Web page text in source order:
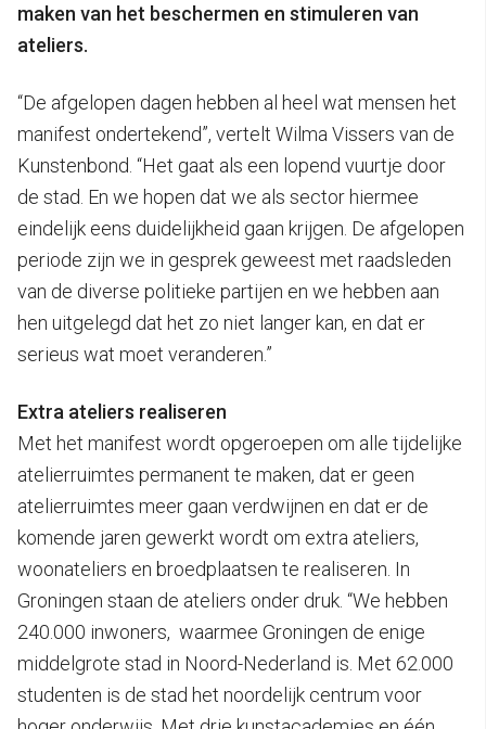
maken van het beschermen en stimuleren van
ateliers.
“De afgelopen dagen hebben al heel wat mensen het
manifest ondertekend”, vertelt Wilma Vissers van de
Kunstenbond. “Het gaat als een lopend vuurtje door
de stad. En we hopen dat we als sector hiermee
eindelijk eens duidelijkheid gaan krijgen. De afgelopen
periode zijn we in gesprek geweest met raadsleden
van de diverse politieke partijen en we hebben aan
hen uitgelegd dat het zo niet langer kan, en dat er
serieus wat moet veranderen.”
Extra ateliers realiseren
Met het manifest wordt opgeroepen om alle tijdelijke
atelierruimtes permanent te maken, dat er geen
atelierruimtes meer gaan verdwijnen en dat er de
komende jaren gewerkt wordt om extra ateliers,
woonateliers en broedplaatsen te realiseren. In
Groningen staan de ateliers onder druk. “We hebben
240.000 inwoners, waarmee Groningen de enige
middelgrote stad in Noord-Nederland is. Met 62.000
studenten is de stad het noordelijk centrum voor